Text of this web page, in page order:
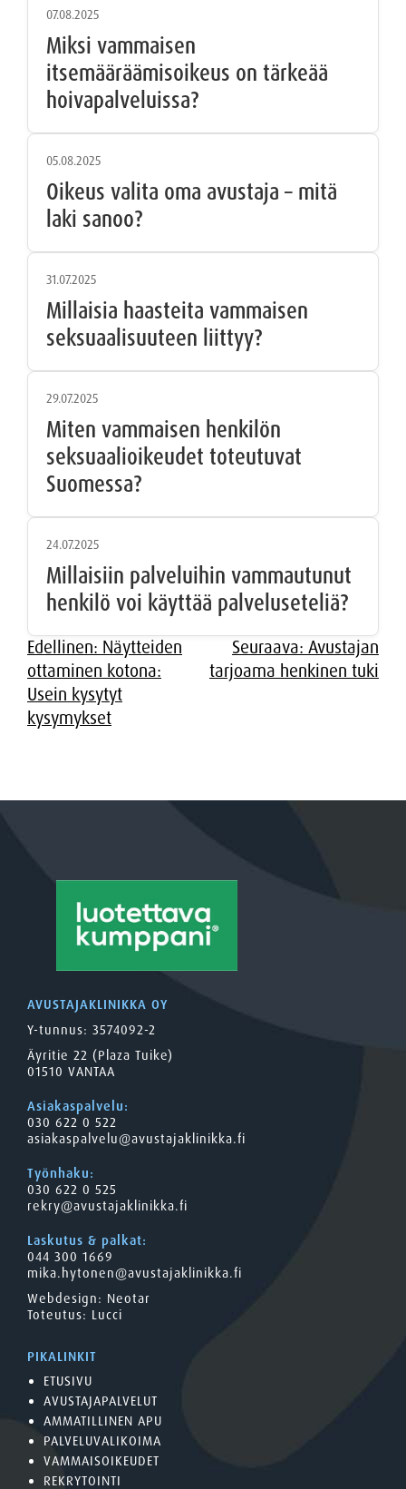
07.08.2025
Miksi vammaisen
itsemääräämisoikeus on tärkeää
hoivapalveluissa?
05.08.2025
Oikeus valita oma avustaja – mitä
laki sanoo?
31.07.2025
Millaisia haasteita vammaisen
seksuaalisuuteen liittyy?
29.07.2025
Miten vammaisen henkilön
seksuaalioikeudet toteutuvat
Suomessa?
24.07.2025
Millaisiin palveluihin vammautunut
henkilö voi käyttää palveluseteliä?
Artikkelien
selaus
Edellinen: Näytteiden
ottaminen kotona:
Usein kysytyt
kysymykset
Seuraava: Avustajan
tarjoama henkinen tuki
AVUSTAJAKLINIKKA OY
Y-tunnus: 3574092-2
Äyritie 22 (Plaza Tuike)
01510 VANTAA
Asiakaspalvelu:
030 622 0 522
asiakaspalvelu@avustajaklinikka.fi
Työnhaku:
030 622 0 525
rekry@avustajaklinikka.fi
Laskutus & palkat:
044 300 1669
mika.hytonen@avustajaklinikka.fi
Webdesign: Neotar
Toteutus: Lucci
PIKALINKIT
ETUSIVU
AVUSTAJAPALVELUT
AMMATILLINEN APU
PALVELUVALIKOIMA
VAMMAISOIKEUDET
REKRYTOINTI